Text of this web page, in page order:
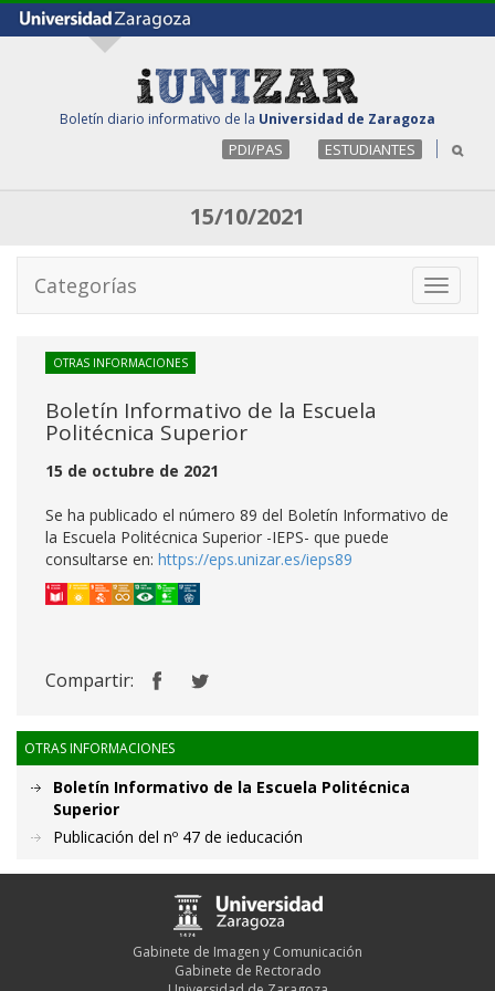
Boletín diario informativo de la Universidad de Zaragoza
PDI/PAS ESTUDIANTES
15/10/2021
Toggle
Categorías
OTRAS INFORMACIONES
Boletín Informativo de la Escuela
Politécnica Superior
15 de octubre de 2021
Se ha publicado el número 89 del Boletín Informativo de
la Escuela Politécnica Superior -IEPS- que puede
consultarse en: https://eps.unizar.es/ieps89
Compartir:
OTRAS INFORMACIONES
Boletín Informativo de la Escuela Politécnica
Superior
Publicación del nº 47 de ieducación
Gabinete de Imagen y Comunicación
Gabinete de Rectorado